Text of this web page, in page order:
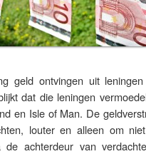
geld ontvingen uit
dat die leningen
en Isle of Man. De
louter en alleen om
achterdeur van